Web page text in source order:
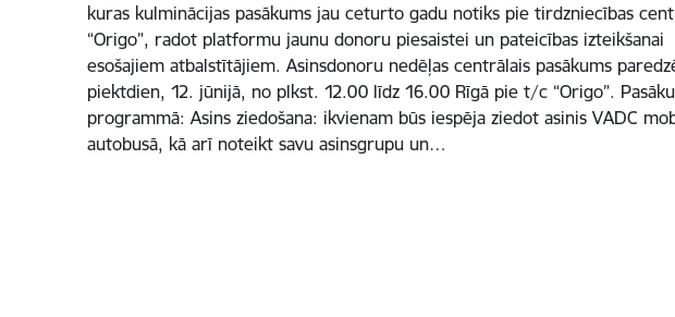
kuras kulminācijas pasākums jau ceturto gadu notiks pie tirdzniecības
“Origo”, radot platformu jaunu donoru piesaistei un pateicības izteikšanai
esošajiem atbalstītājiem. Asinsdonoru nedēļas centrālais pasākums
piektdien, 12. jūnijā, no plkst. 12.00 līdz 16.00 Rīgā pie t/c “Origo”.
programmā: Asins ziedošana: ikvienam būs iespēja ziedot asinis VADC
autobusā, kā arī noteikt savu asinsgrupu un…